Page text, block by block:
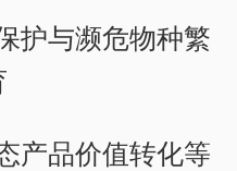
护与濒危物种繁
产品价值转化等